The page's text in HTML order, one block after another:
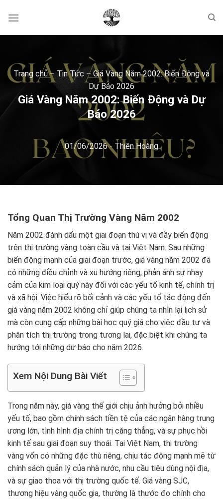
Trang chủ– Tin Tức – Giá Vàng Năm 2002: Biến Động và
Dự Báo 2026
Giá Vàng Năm 2002: Biến Động và Dự
Báo 2026
01/06/2026- Thiên Hoàng
Tổng Quan Thị Trường Vàng Năm 2002
Năm 2002 đánh dấu một giai đoạn thú vị và đầy biến động
trên thị trường vàng toàn cầu và tại Việt Nam. Sau những
biến động mạnh của giai đoạn trước, giá vàng năm 2002 đã
có những điều chỉnh và xu hướng riêng, phản ánh sự nhạy
cảm của kim loại quý này đối với các yếu tố kinh tế, chính trị
và xã hội. Việc hiểu rõ bối cảnh và các yếu tố tác động đến
giá vàng năm 2002 không chỉ giúp chúng ta nhìn lại lịch sử
mà còn cung cấp những bài học quý giá cho việc đầu tư và
phân tích thị trường trong tương lai, đặc biệt khi chúng ta
hướng tới những dự báo cho năm 2026.
Xem Nội Dung Bài Viết
Trong năm này, giá vàng thế giới chịu ảnh hưởng bởi nhiều
yếu tố, bao gồm chính sách tiền tệ của các ngân hàng trung
ương lớn, tình hình địa chính trị căng thẳng, và sự phục hồi
kinh tế sau giai đoạn suy thoái. Tại Việt Nam, thị trường
vàng vốn có những đặc thù riêng, chịu tác động mạnh mẽ từ
chính sách quản lý của nhà nước, nhu cầu tiêu dùng nội địa,
và sự giao thoa với thị trường quốc tế. Giá vàng SJC,
thương hiệu vàng quốc gia, thường là thước đo chính cho